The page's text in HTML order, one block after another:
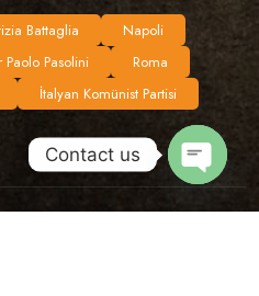
Battaglia
Napoli
Paolo Pasolini
Roma
İtalyan Komünist Partisi
Contact us